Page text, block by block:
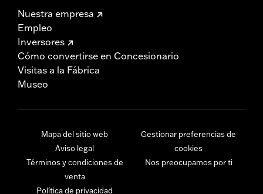
Nuestra empresa
Empleo
Inversores
Cómo convertirse en Concesionario
Visitas a la Fábrica
Museo
Mapa del sitio web
Aviso legal
Términos y condiciones de
venta
Política de privacidad
Gestionar preferencias de
cookies
Nos preocupamos por ti